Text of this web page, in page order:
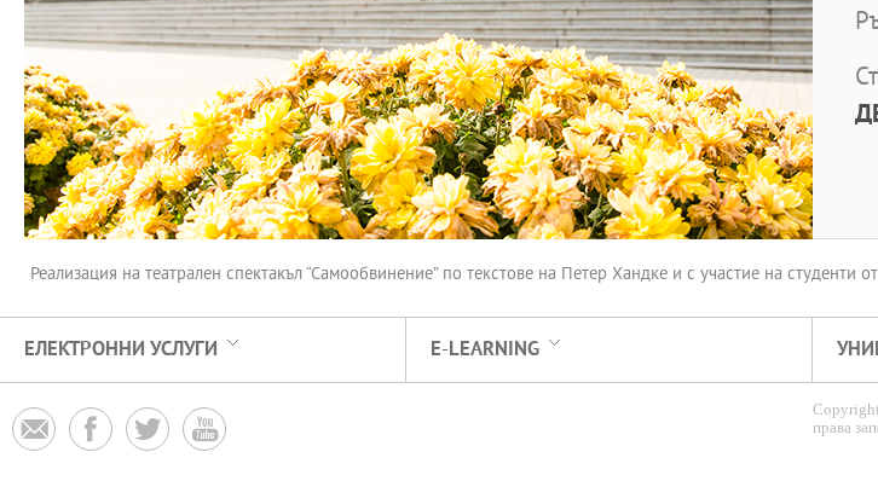
Реализация на театрален спектакъл “Самообвинение” по текстове на Петер Хандке и с участие на студенти
ЕЛЕКТРОННИ УСЛУГИ E-LEARNING
   
права